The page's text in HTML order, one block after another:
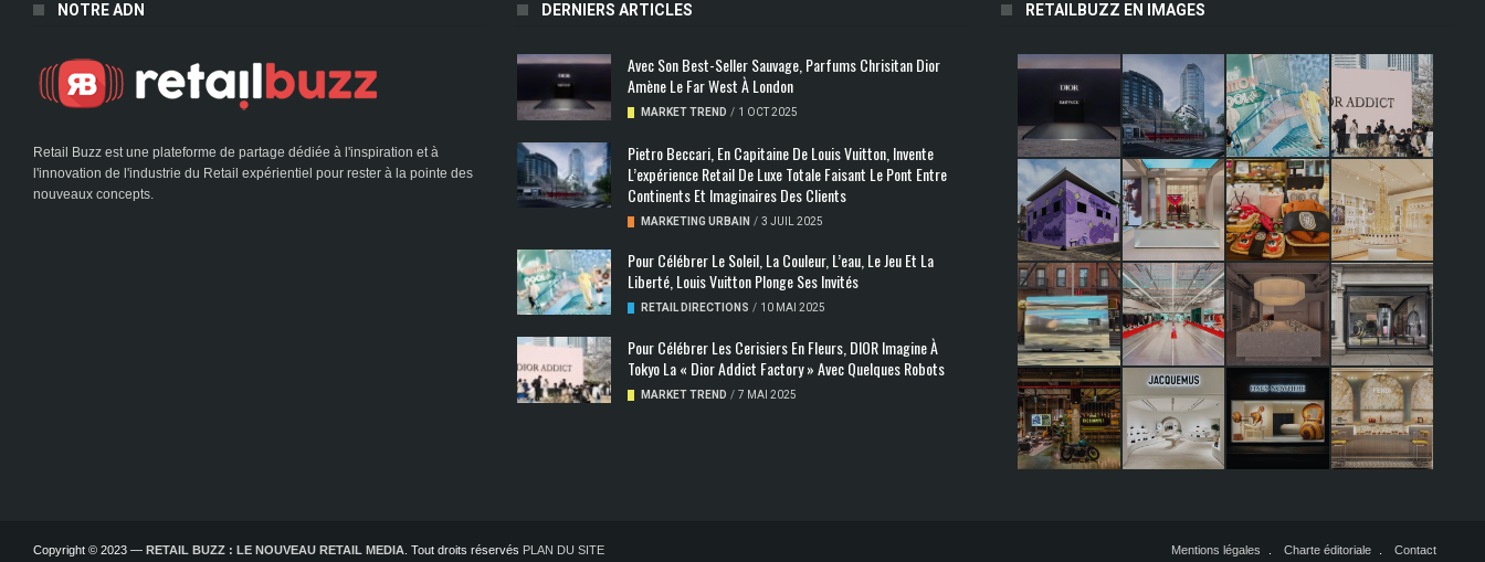
NOTRE ADN
Retail Buzz est une plateforme de partage dédiée à l'inspiration et à
l'innovation de l'industrie du Retail expérientiel pour rester à la pointe des
nouveaux concepts.
DERNIERS ARTICLES
Avec Son Best-Seller Sauvage, Parfums Chrisitan Dior
Amène Le Far West À London
MARKET TREND / 1 OCT 2025
Pietro Beccari, En Capitaine De Louis Vuitton, Invente
L’expérience Retail De Luxe Totale Faisant Le Pont Entre
Continents Et Imaginaires Des Clients
MARKETING URBAIN / 3 JUIL 2025
Pour Célébrer Le Soleil, La Couleur, L’eau, Le Jeu Et La
Liberté, Louis Vuitton Plonge Ses Invités
RETAIL DIRECTIONS / 10 MAI 2025
Pour Célébrer Les Cerisiers En Fleurs, DIOR Imagine À
Tokyo La « Dior Addict Factory » Avec Quelques Robots
MARKET TREND / 7 MAI 2025
RETAILBUZZ EN IMAGES
Copyright © 2023 — RETAIL BUZZ : LE NOUVEAU RETAIL MEDIA. Tout droits réservés PLAN DU SITE Mentions légales Charte éditoriale Contact